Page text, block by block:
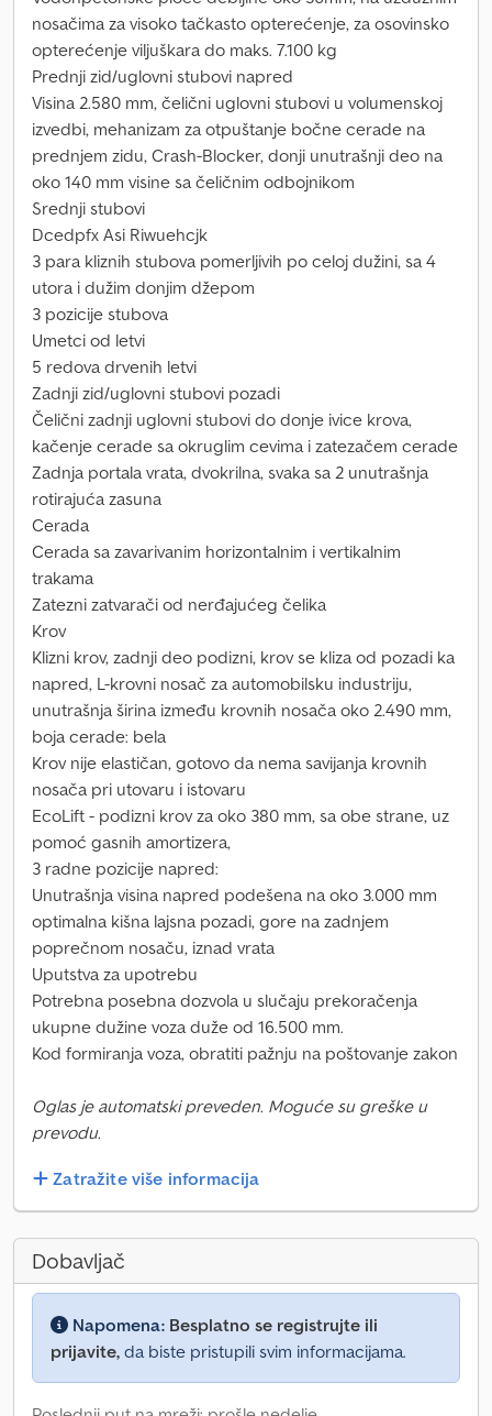
nosačima za visoko tačkasto opterećenje, za osovinsko
opterećenje viljuškara do maks. 7.100 kg
Prednji zid/uglovni stubovi napred
Visina 2.580 mm, čelični uglovni stubovi u volumenskoj
izvedbi, mehanizam za otpuštanje bočne cerade na
prednjem zidu, Crash-Blocker, donji unutrašnji deo na
oko 140 mm visine sa čeličnim odbojnikom
Srednji stubovi
Dcedpfx Asi Riwuehcjk
3 para kliznih stubova pomerljivih po celoj dužini, sa 4
utora i dužim donjim džepom
3 pozicije stubova
Umetci od letvi
5 redova drvenih letvi
Zadnji zid/uglovni stubovi pozadi
Čelični zadnji uglovni stubovi do donje ivice krova,
kačenje cerade sa okruglim cevima i zatezačem cerade
Zadnja portala vrata, dvokrilna, svaka sa 2 unutrašnja
rotirajuća zasuna
Cerada
Cerada sa zavarivanim horizontalnim i vertikalnim
trakama
Zatezni zatvarači od nerđajućeg čelika
Krov
Klizni krov, zadnji deo podizni, krov se kliza od pozadi ka
napred, L-krovni nosač za automobilsku industriju,
unutrašnja širina između krovnih nosača oko 2.490 mm,
boja cerade: bela
Krov nije elastičan, gotovo da nema savijanja krovnih
nosača pri utovaru i istovaru
EcoLift - podizni krov za oko 380 mm, sa obe strane, uz
pomoć gasnih amortizera,
3 radne pozicije napred:
Unutrašnja visina napred podešena na oko 3.000 mm
optimalna kišna lajsna pozadi, gore na zadnjem
poprečnom nosaču, iznad vrata
Uputstva za upotrebu
Potrebna posebna dozvola u slučaju prekoračenja
ukupne dužine voza duže od 16.500 mm.
Kod formiranja voza, obratiti pažnju na poštovanje zakon
Oglas je automatski preveden. Moguće su greške u
prevodu.
Zatražite više informacija
Dobavljač
Napomena: Besplatno se registrujte ili
prijavite, da biste pristupili svim informacijama.